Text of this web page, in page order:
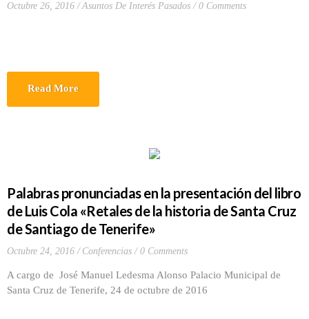
Octubre 26, 2016 Asuntos De Interés Pasados 0 Comments
Read More
Palabras pronunciadas en la presentación del libro
de Luis Cola «Retales de la historia de Santa Cruz
de Santiago de Tenerife»
Octubre 24, 2016 Conferencias 0 Comments
A cargo de José Manuel Ledesma Alonso Palacio Municipal de
Santa Cruz de Tenerife, 24 de octubre de 2016